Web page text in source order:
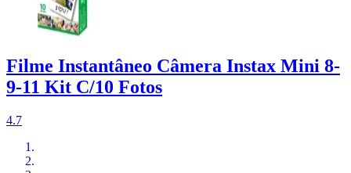
Filme Instantâneo Câmera Instax Mini 8-
9-11 Kit C/10 Fotos
4.7